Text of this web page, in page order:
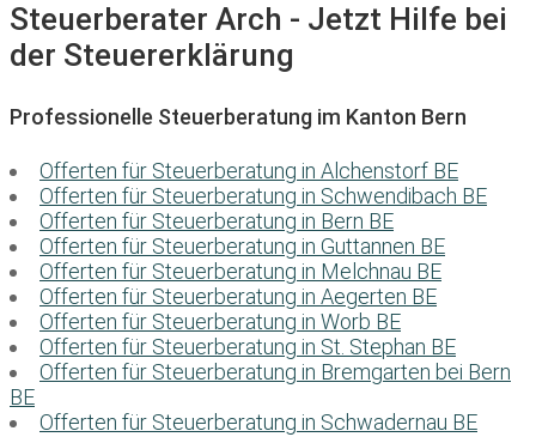
Steuerberater Arch - Jetzt Hilfe bei
der Steuererklärung
Professionelle Steuerberatung im Kanton Bern
Offerten für Steuerberatung in Alchenstorf BE
Offerten für Steuerberatung in Schwendibach BE
Offerten für Steuerberatung in Bern BE
Offerten für Steuerberatung in Guttannen BE
Offerten für Steuerberatung in Melchnau BE
Offerten für Steuerberatung in Aegerten BE
Offerten für Steuerberatung in Worb BE
Offerten für Steuerberatung in St. Stephan BE
Offerten für Steuerberatung in Bremgarten bei Bern
BE
Offerten für Steuerberatung in Schwadernau BE